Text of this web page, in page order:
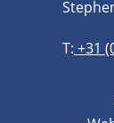
T: +31